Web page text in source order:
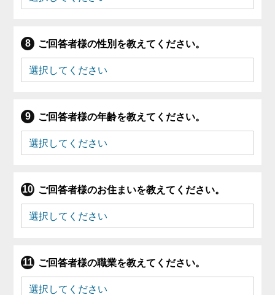
ご回答者様の性別を教えてください。
ご回答者様の年齢を教えてください。
ご回答者様のお住まいを教えてください。
ご回答者様の職業を教えてください。